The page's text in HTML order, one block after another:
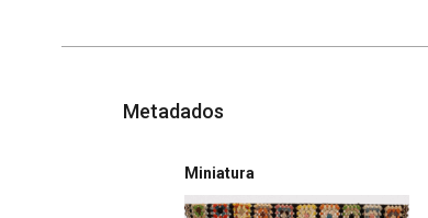
Metadados
Miniatura